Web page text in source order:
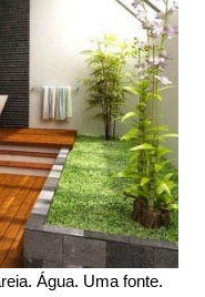
Água. Uma fonte.